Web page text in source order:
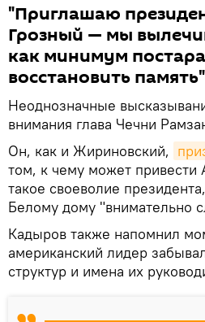
"Приглашаю
Грозный — мы
как минимум
восстановить память"
Неоднозначные
внимания глава Чечни
Он, как и Жириновский,
том, к чему может привести
такое своеволие
Белому дому "внимательно
Кадыров также напомнил
американский лидер
структур и имена их